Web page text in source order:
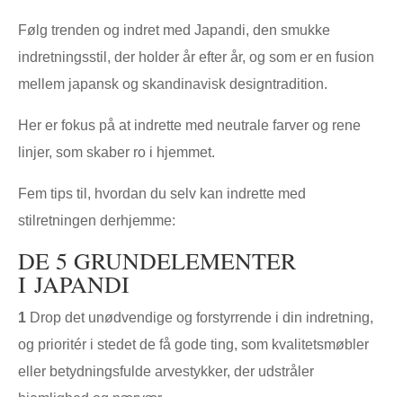
Følg trenden og indret med Japandi, den smukke
indretningsstil, der holder år efter år, og som er en fusion
mellem japansk og skandinavisk designtradition.
Her er fokus på at indrette med neutrale farver og rene
linjer, som skaber ro i hjemmet.
Fem tips til, hvordan du selv kan indrette med
stilretningen derhjemme:
DE 5 GRUNDELEMENTER
I JAPANDI
1 Drop det unødvendige og forstyrrende i din indretning,
og prioritér i stedet de få gode ting, som kvalitetsmøbler
eller betydningsfulde arvestykker, der udstråler